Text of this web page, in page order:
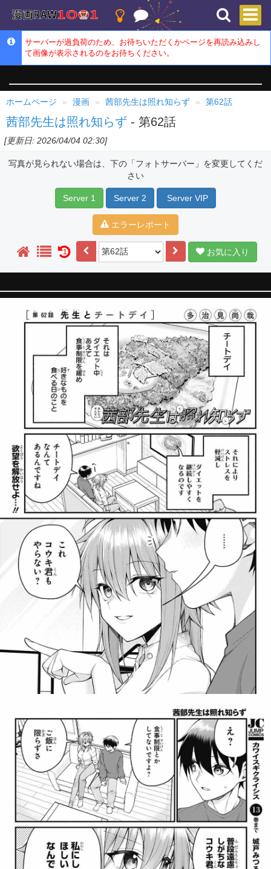
サーバーが過負荷のため、お待ちいただくかページを再読み込みし
て画像が表示されるのをお待ちください。
ホームページ 漫画 茜部先生は照れ知らず 第62話
茜部先生は照れ知らず - 第62話
[更新日: 2026/04/04 02:30]
写真が見られない場合は、下の「フォトサーバー」を変更してくだ
さい
Server 1 Server 2 Server VIP
エラーレポート
1 お気に入り